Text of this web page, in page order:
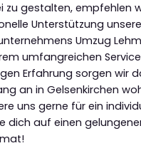
zu gestalten, empfehlen
Unterstützung
Umzug
umfangreichen
Erfahrung sorgen wir
an in Gelsenkirchen
uns gerne für ein
dich auf einen